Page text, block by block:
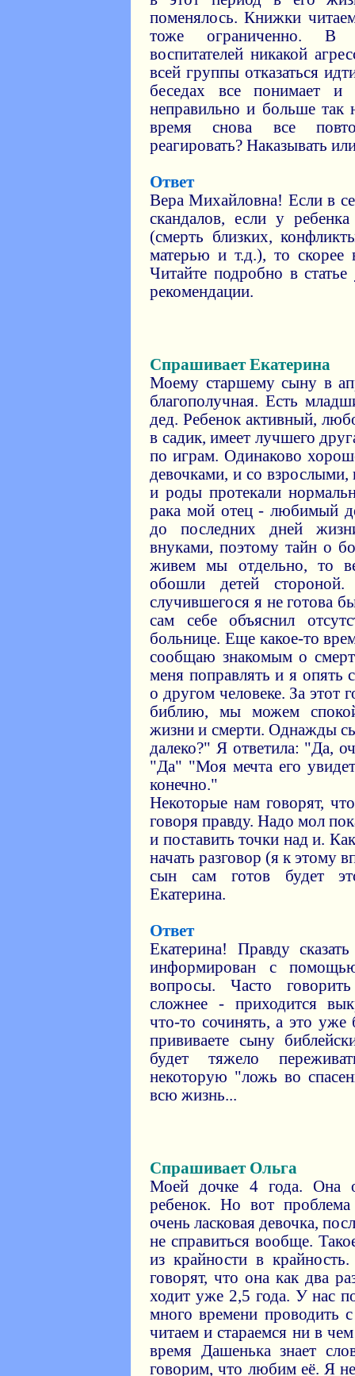
поменялось. Книжки
тоже ограниченно. В
воспитателей никакой
всей группы отказаться
беседах все понимает
неправильно и больше так
время снова все
реагировать? Наказывать
Ответ
Вера Михайловна! Если в
скандалов, если у
(смерть близких,
матерью и т.д.), то скорее
Читайте подробно в статье
рекомендации.
Спрашивает Екатерина
Моему старшему сыну в
благополучная. Есть
дед. Ребенок активный,
в садик, имеет лучшего
по играм. Одинаково
девочками, и со
и роды протекали
рака мой отец - любимый
до последних дней
внуками, поэтому тайн о
живем мы отдельно, то
обошли детей
случившегося я не готова
сам себе объяснил
больнице. Еще какое-то
сообщаю знакомым о
меня поправлять и я опять
о другом человеке. За этот
библию, мы можем
жизни и смерти. Однажды
далеко?" Я ответила: "Да,
"Да" "Моя мечта его
конечно."
Некоторые нам говорят,
говоря правду. Надо мол
и поставить точки над и.
начать разговор (я к этому
сын сам готов будет
Екатерина.
Ответ
Екатерина! Правду
информирован с
вопросы. Часто
сложнее - приходится
что-то сочинять, а это
прививаете сыну
будет тяжело
некоторую "ложь во
всю жизнь...
Спрашивает Ольга
Моей дочке 4 года. Она
ребенок. Но вот
очень ласковая девочка,
не справиться вообще.
из крайности в
говорят, что она как два
ходит уже 2,5 года. У нас
много времени проводить
читаем и стараемся ни в
время Дашенька знает
говорим, что любим её. Я